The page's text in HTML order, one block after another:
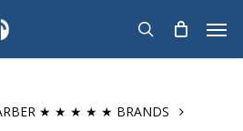
search
★ ★ ★ ★ ★ BRANDS